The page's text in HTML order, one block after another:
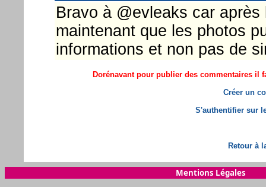
Bravo à @evleaks car
maintenant que les photos
informations et non pas de
Dorénavant pour publier des commentaires il
Créer un
S'authentifier sur
Retour à
Mentions Légales